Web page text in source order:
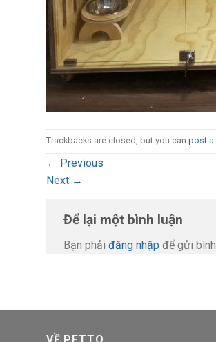
Trackbacks are closed, but you can post a
← Previous
Next →
Để lại một bình luận
Bạn phải đăng nhập để gửi